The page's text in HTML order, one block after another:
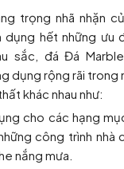
trọng nhã nhặn
dụng hết những ưu
sắc, đá Đá
dụng rộng rãi trong
khác nhau như:
cho các hạng
công trình nhà
nắng mưa.